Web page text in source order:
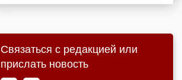
Связаться с редакцией или
прислать новость